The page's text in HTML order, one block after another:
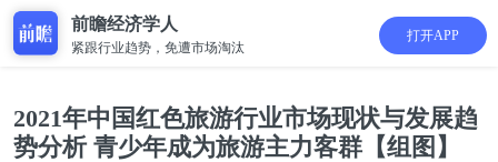
前瞻经济学人
紧跟行业趋势，免遭市场淘汰
打开APP
2021年中国红色旅游行业市场现状与发展趋
势分析 青少年成为旅游主力客群【组图】